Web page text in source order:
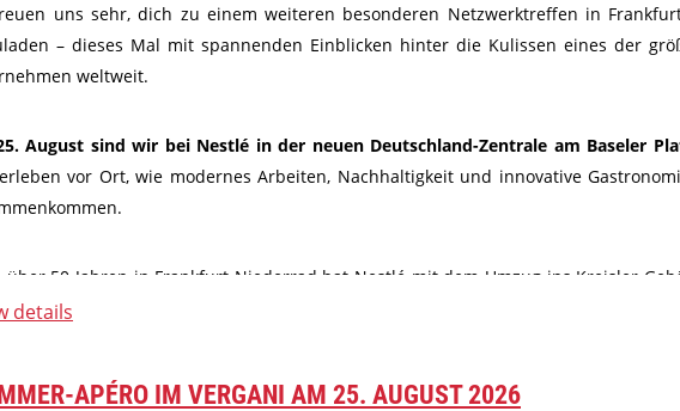
uns sehr, dich zu einem weiteren besonderen Netzwerktreffen in
– dieses Mal mit spannenden Einblicken hinter die Kulissen eines der
weltweit.
August sind wir bei Nestlé in der neuen Deutschland-Zentrale am Baseler
vor Ort, wie modernes Arbeiten, Nachhaltigkeit und innovative
über 50 Jahren in Frankfurt Niederrad hat Nestlé mit dem Umzug ins Kreisler-
einen Neuanfang gewagt und setzt nun auf ein
details
APÉRO IM VERGANI AM 25. AUGUST 2026